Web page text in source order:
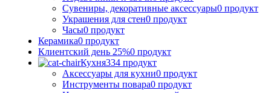
Сувениры, декоративные аксессуары0 продукт
Украшения для стен0 продукт
Часы0 продукт
Керамика0 продукт
Клиентский день 25%0 продукт
Кухня334 продукт
Аксессуары для кухни0 продукт
Инструменты повара0 продукт